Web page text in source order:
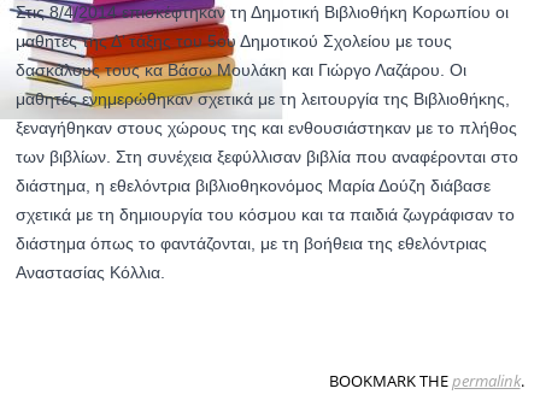
Στις 8/4/2014 επισκέφτηκαν τη Δημοτική Βιβλιοθήκη Κορωπίου οι
μαθητές της Δ’ τάξης του 5ου Δημοτικού Σχολείου με τους
δασκάλους τους κα Βάσω Μουλάκη και Γιώργο Λαζάρου. Οι
μαθητές ενημερώθηκαν σχετικά με τη λειτουργία της Βιβλιοθήκης,
ξεναγήθηκαν στους χώρους της και ενθουσιάστηκαν με το πλήθος
των βιβλίων. Στη συνέχεια ξεφύλλισαν βιβλία που αναφέρονται στο
διάστημα, η εθελόντρια βιβλιοθηκονόμος Μαρία Δούζη διάβασε
σχετικά με τη δημιουργία του κόσμου και τα παιδιά ζωγράφισαν το
διάστημα όπως το φαντάζονται, με τη βοήθεια της εθελόντριας
Αναστασίας Κόλλια.
BOOKMARK THEpermalink.